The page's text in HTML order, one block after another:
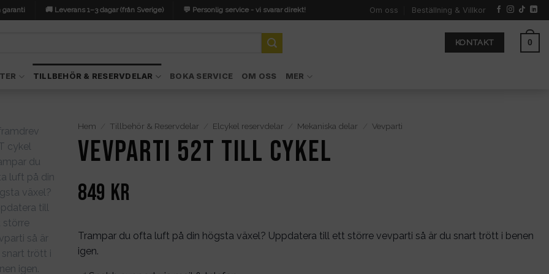
garanti 🚚 Leverans 1–3 dagar (från Sverige) 💬 Personlig service - vi svarar direkt! Om oss Beställning & Villkor
KONTAKT 0
TILLBEHÖR & RESERVDELAR BOKA SERVICE OM OSS MER
Hem Tillbehör & Reservdelar Elcykel reservdelar Mekaniska delar Vevparti
Vevparti 52T till cykel
849 kr
Trampar du ofta luft på din högsta växel? Uppdatera till ett större vevparti så är du snart trött i benen
igen.